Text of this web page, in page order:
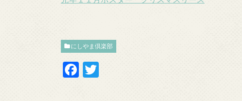
にしやま倶楽部
F